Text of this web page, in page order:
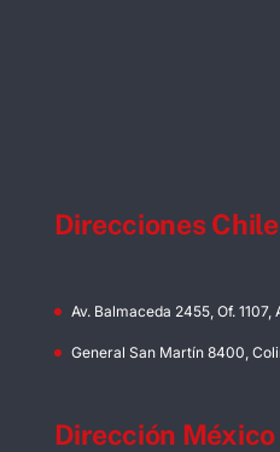
Direcciones Chile
Av. Balmaceda 2455, Of. 1107,
General San Martín 8400,
Dirección México